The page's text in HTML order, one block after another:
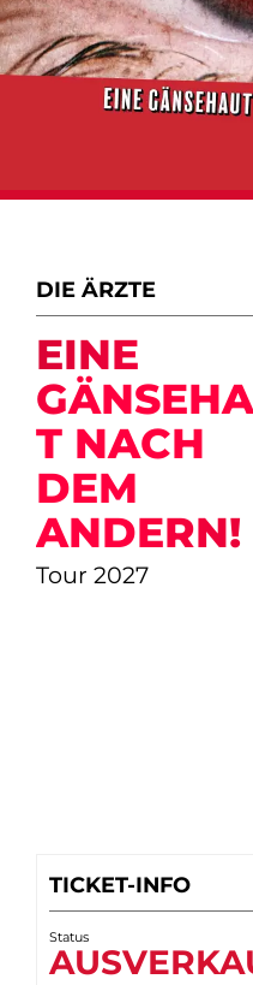
DIE ÄRZTE
EINE
T NACH
DEM
ANDERN!
Tour 2027
TICKET-INFO
Status